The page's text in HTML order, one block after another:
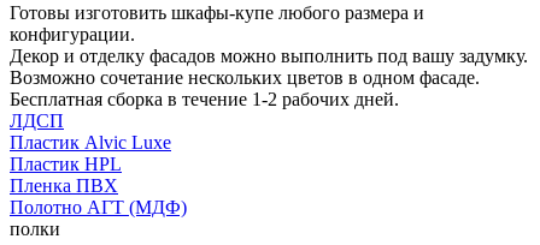
Готовы изготовить шкафы-купе любого размера и
конфигурации.
Декор и отделку фасадов можно выполнить под вашу задумку.
Возможно сочетание нескольких цветов в одном фасаде.
Бесплатная сборка в течение 1-2 рабочих дней.
ЛДСП
Пластик Alvic Luxe
Пластик HPL
Пленка ПВХ
Полотно АГТ (МДФ)
полки